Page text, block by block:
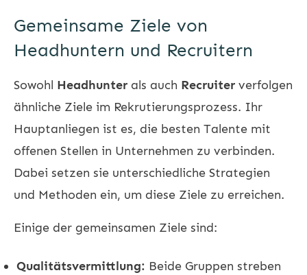
Gemeinsame Ziele von
Headhuntern und Recruitern
Sowohl Headhunter als auch Recruiter verfolgen
ähnliche Ziele im Rekrutierungsprozess. Ihr
Hauptanliegen ist es, die besten Talente mit
offenen Stellen in Unternehmen zu verbinden.
Dabei setzen sie unterschiedliche Strategien
und Methoden ein, um diese Ziele zu erreichen.
Einige der gemeinsamen Ziele sind:
Qualitätsvermittlung: Beide Gruppen streben